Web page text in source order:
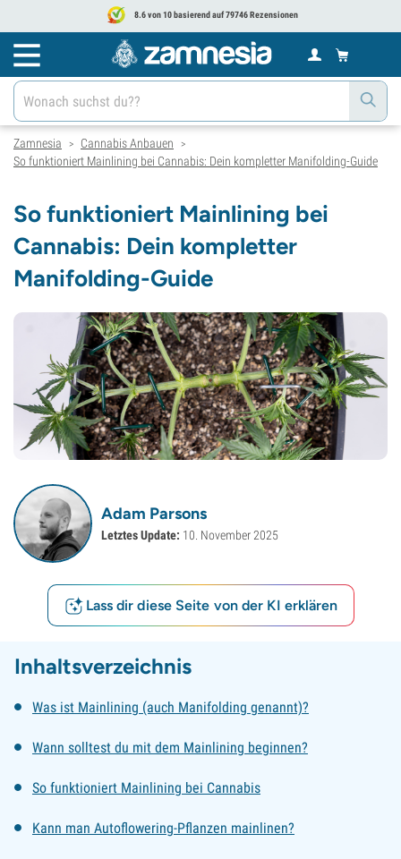
8.6 von 10 basierend auf 79746 Rezensionen
Zamnesia > Cannabis Anbauen >
So funktioniert Mainlining bei Cannabis: Dein kompletter Manifolding-Guide
So funktioniert Mainlining bei
Cannabis: Dein kompletter
Manifolding-Guide
Adam Parsons
Letztes Update: 10. November 2025
Lass dir diese Seite von der KI erklären
Inhaltsverzeichnis
Was ist Mainlining (auch Manifolding genannt)?
Wann solltest du mit dem Mainlining beginnen?
So funktioniert Mainlining bei Cannabis
Kann man Autoflowering-Pflanzen mainlinen?